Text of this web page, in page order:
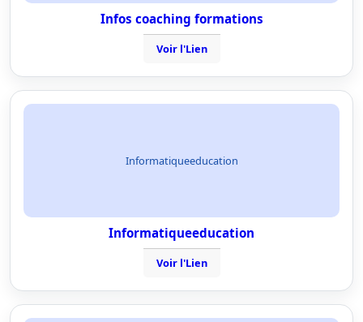
Infos coaching formations
Voir l'Lien
Informatiqueeducation
Informatiqueeducation
Voir l'Lien